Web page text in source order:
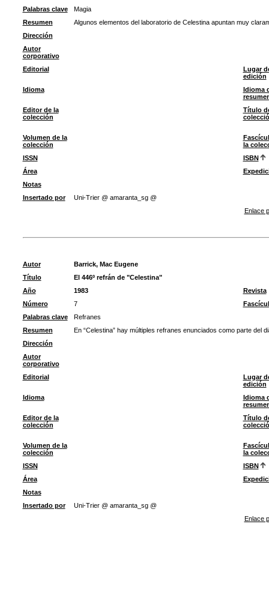
Palabras clave
Magia
Resumen
Algunos elementos del laboratorio de Celestina apuntan muy
Dirección
Autor
corporativo
Editorial
Lugar
edición
Idioma
Idioma
Editor de la
colección
Título
Volumen de la
colección
la
ISSN
ISBN
Área
Notas
Insertado por
Uni-Trier @ amaranta_sg @
Enlace
Autor
Barrick, Mac Eugene
Título
El 446º refrán de "Celestina"
Año
1983
Revista
Número
7
Palabras clave
Refranes
Resumen
En “Celestina” hay múltiples refranes enunciados como parte
Dirección
Autor
corporativo
Editorial
Lugar
edición
Idioma
Idioma
Editor de la
colección
Título
Volumen de la
colección
la
ISSN
ISBN
Área
Notas
Insertado por
Uni-Trier @ amaranta_sg @
Enlace